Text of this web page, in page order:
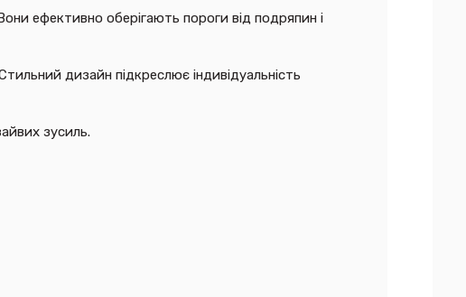
ефективно оберігають пороги від подряпин і
дизайн підкреслює індивідуальність
зусиль.